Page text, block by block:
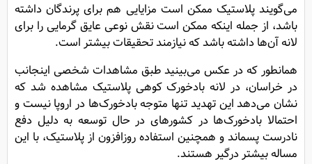
می‌گویند پلاستیک ممکن است مزایایی هم برای پرندگان داشته
باشد، از جمله اینکه ممکن است نقش نوعی عایق گرمایی را برای
لانه آن‌ها داشته باشد که نیازمند تحقیقات بیشتر است.
همانطور که در عکس می‌بینید طبق مشاهدات شخصی اینجانب
در خراسان، در لانه بادخورک کوهی پلاستیک مشاهده شد که
نشان می‌دهد این تهدید تنها متوجه بادخورک‌ها در اروپا نیست و
احتمالا بادخورک‌ها در کشورهای در حال توسعه به دلیل دفع
نادرست پسماند و همچنین استفاده روزافزون از پلاستیک، با این
مساله بیشتر درگیر هستند.